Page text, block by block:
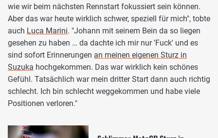
wie wir beim nächsten Rennstart fokussiert sein können.
Aber das war heute wirklich schwer, speziell für mich", tobte
auch Luca Marini. "Johann mit seinem Bein da so liegen
gesehen zu haben … da dachte ich mir nur 'Fuck' und es
sind sofort Erinnerungen an meinen eigenen Sturz in
Suzuka hochgekommen. Das war wirklich kein schönes
Gefühl. Tatsächlich war mein dritter Start dann auch richtig
schlecht. Ich bin schlecht weggekommen und habe viele
Positionen verloren."